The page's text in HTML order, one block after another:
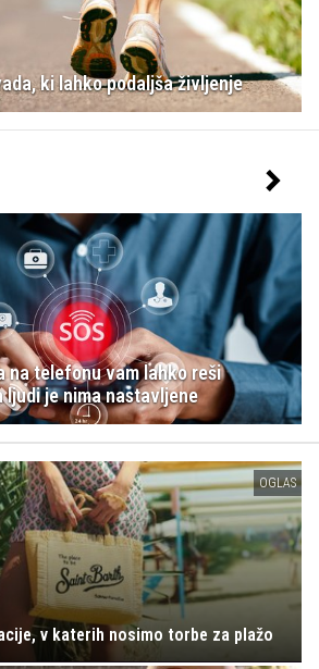
ki lahko podaljša življenje
na telefonu vam lahko reši
ljudi je nima nastavljene
OGLAS
v katerih nosimo torbe za plažo